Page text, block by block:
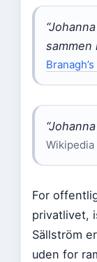
sammen
For
privatlivet,
Sällström
uden for